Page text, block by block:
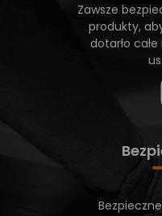
Zawsze
produkty,
dotarło